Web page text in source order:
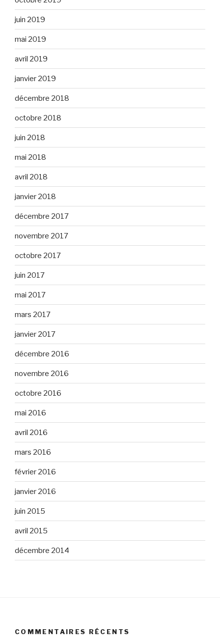
juin 2019
mai 2019
avril 2019
janvier 2019
décembre 2018
octobre 2018
juin 2018
mai 2018
avril 2018
janvier 2018
décembre 2017
novembre 2017
octobre 2017
juin 2017
mai 2017
mars 2017
janvier 2017
décembre 2016
novembre 2016
octobre 2016
mai 2016
avril 2016
mars 2016
février 2016
janvier 2016
juin 2015
avril 2015
décembre 2014
COMMENTAIRES RÉCENTS